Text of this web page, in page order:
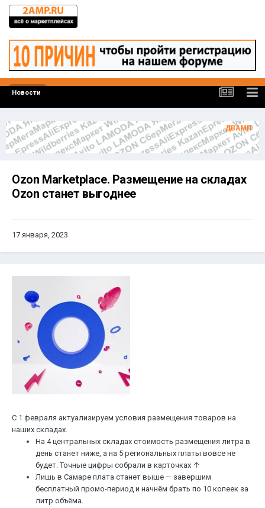
Новости
Ozon Marketplace. Размещение на складах
Ozon станет выгоднее
17 января, 2023
С 1 февраля актуализируем условия размещения товаров на
наших складах.
На 4 центральных складах стоимость размещения литра в
день станет ниже, а на 5 региональных платы вовсе не
будет. Точные цифры собрали в карточках ↑
Лишь в Самаре плата станет выше — завершим
бесплатный промо-период и начнём брать по 10 копеек за
литр объёма.